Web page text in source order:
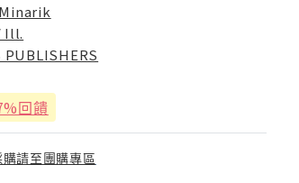
Ill.
PUBLISHERS
回饋
請至團購專區